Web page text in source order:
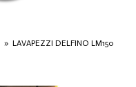
» LAVAPEZZI DELFINO LM150